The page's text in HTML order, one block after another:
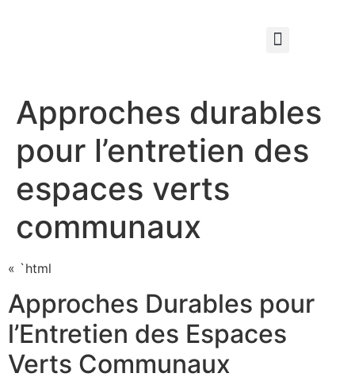
Approches durables
pour l’entretien des
espaces verts
communaux
« `html
Approches Durables pour
l’Entretien des Espaces
Verts Communaux